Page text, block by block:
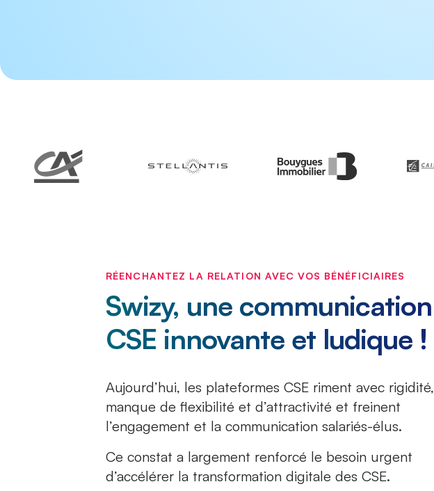
RÉENCHANTEZ LA RELATION AVEC VOS BÉNÉFICIAIRES
Swizy, une communication
CSE innovante et ludique !
Aujourd’hui, les plateformes CSE riment avec rigidité,
manque de flexibilité et d’attractivité et freinent
l’engagement et la communication salariés-élus.
Ce constat a largement renforcé le besoin urgent
d’accélérer la transformation digitale des CSE.